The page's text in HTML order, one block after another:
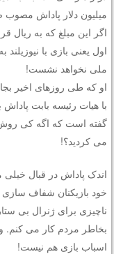
میلیون دلار پاداش مصوب
اگر این مبلغ که به ریال
اول یعنی بازی با
ملی نخواهد نشست!
او که طی روزهای اخیر
با هیات رئیسه بابت پاداش
گفته است که اگه کی روش
می کردید؟!
اندک پاداش در قبال خیلی
ناچیزی برای ژنرال بی
اسباب بازی هم نیست!